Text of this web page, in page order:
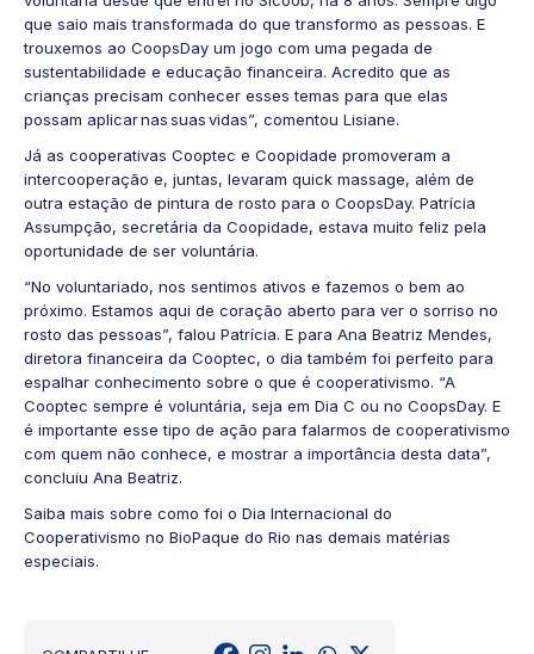
que saio mais transformada do que transformo as pessoas. E
trouxemos ao CoopsDay um jogo com uma pegada de
sustentabilidade e educação financeira. Acredito que as
crianças precisam conhecer esses temas para que elas
possam aplicar nas suas vidas”, comentou Lisiane.
Já as cooperativas Cooptec e Coopidade promoveram a
intercooperação e, juntas, levaram quick massage, além de
outra estação de pintura de rosto para o CoopsDay. Patrícia
Assumpção, secretária da Coopidade, estava muito feliz pela
oportunidade de ser voluntária.
“No voluntariado, nos sentimos ativos e fazemos o bem ao
próximo. Estamos aqui de coração aberto para ver o sorriso no
rosto das pessoas”, falou Patrícia. E para Ana Beatriz Mendes,
diretora financeira da Cooptec, o dia também foi perfeito para
espalhar conhecimento sobre o que é cooperativismo. “A
Cooptec sempre é voluntária, seja em Dia C ou no CoopsDay. E
é importante esse tipo de ação para falarmos de cooperativismo
com quem não conhece, e mostrar a importância desta data”,
concluiu Ana Beatriz.
Saiba mais sobre como foi o Dia Internacional do
Cooperativismo no BioPaque do Rio nas demais matérias
especiais.